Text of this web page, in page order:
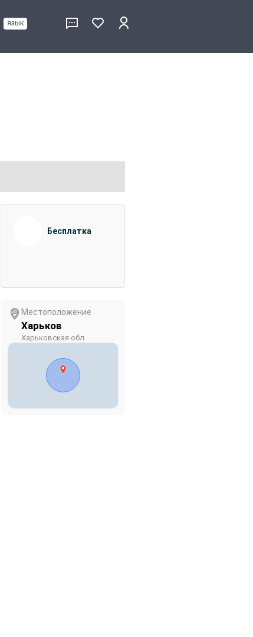
язык
Бесплатка
Местоположение
Харьков
Харьковская обл.